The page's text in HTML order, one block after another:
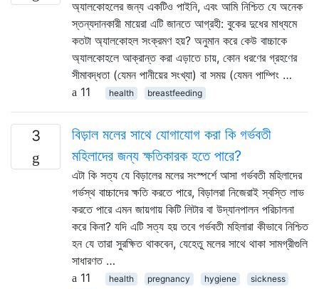
অ্যালকোহলের জন্য একটিও পাইনি, এবং আমি নিশ্চিত যে অনেক
স্তন্যদানকারী মায়েরা এটি জানতে আগ্রহী: বুকের দুধের মাধ্যমে
কতটা অ্যালকোহল সংক্রমণ হয়? অনুমান করে কেউ বাচ্চাকে
অ্যালকোহলে আক্রান্ত করা এড়াতে চায়, কোন ধরণের গ্রহণের
সীমাবদ্ধতা (যেমন পানীয়ের সংখ্যা) বা সময় (যেমন পাম্পিং …
11
health breastfeeding
3
বিড়াল মলের সাথে যোগাযোগ করা কি গর্ভবতী
মহিলাদের জন্য ক্ষতিকারক হতে পারে?
এটা কি সত্য যে বিড়ালের মলের সংস্পর্শে আসা গর্ভবতী মহিলাদের
গর্ভস্থ বাচ্চাদের ক্ষতি করতে পারে, বিড়ালরা নিজেরাই স্বস্তি লাভ
করতে পারে এমন জায়গায় কিটি লিটার বা উদ্যানপালন পরিচালনা
করে কিনা? যদি এটি সত্য হয় তবে গর্ভবতী মহিলারা কীভাবে নিশ্চিত
হন যে তারা সুরক্ষিত থাকবেন, যেহেতু মলের সাথে থাকা সামগ্রীগুলি
সাধারণত …
11
health pregnancy hygiene
sickness